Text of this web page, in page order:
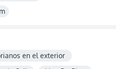
en el exterior